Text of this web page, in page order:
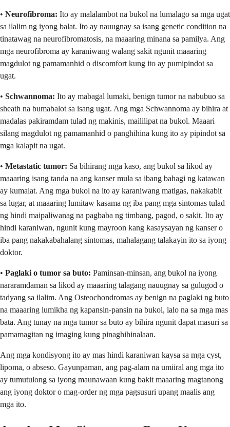
• Neurofibroma: Ito ay malalambot na bukol na lumalago sa mga ugat
sa ilalim ng iyong balat. Ito ay nauugnay sa isang genetic condition na
tinatawag na neurofibromatosis, na maaaring minana sa pamilya. Ang
mga neurofibroma ay karaniwang walang sakit ngunit maaaring
magdulot ng pamamanhid o discomfort kung ito ay pumipindot sa
ugat.
• Schwannoma: Ito ay mabagal lumaki, benign tumor na nabubuo sa
sheath na bumabalot sa isang ugat. Ang mga Schwannoma ay bihira at
madalas pakiramdam tulad ng makinis, maililipat na bukol. Maaari
silang magdulot ng pamamanhid o panghihina kung ito ay pipindot sa
mga kalapit na ugat.
• Metastatic tumor: Sa bihirang mga kaso, ang bukol sa likod ay
maaaring isang tanda na ang kanser mula sa ibang bahagi ng katawan
ay kumalat. Ang mga bukol na ito ay karaniwang matigas, nakakabit
sa lugar, at maaaring lumitaw kasama ng iba pang mga sintomas tulad
ng hindi maipaliwanag na pagbaba ng timbang, pagod, o sakit. Ito ay
hindi karaniwan, ngunit kung mayroon kang kasaysayan ng kanser o
iba pang nakakabahalang sintomas, mahalagang talakayin ito sa iyong
doktor.
• Paglaki o tumor sa buto: Paminsan-minsan, ang bukol na iyong
nararamdaman sa likod ay maaaring talagang nauugnay sa gulugod o
tadyang sa ilalim. Ang Osteochondromas ay benign na paglaki ng buto
na maaaring lumikha ng kapansin-pansin na bukol, lalo na sa mga mas
bata. Ang tunay na mga tumor sa buto ay bihira ngunit dapat masuri sa
pamamagitan ng imaging kung pinaghihinalaan.
Ang mga kondisyong ito ay mas hindi karaniwan kaysa sa mga cyst,
lipoma, o abseso. Gayunpaman, ang pag-alam na umiiral ang mga ito
ay tumutulong sa iyong maunawaan kung bakit maaaring magtanong
ang iyong doktor o mag-order ng mga pagsusuri upang maalis ang
mga ito.